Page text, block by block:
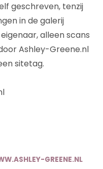
geschreven, tenzij
in de galerij
alleen scans
Ashley-Greene.nl
sitetag.
GREENE.NL